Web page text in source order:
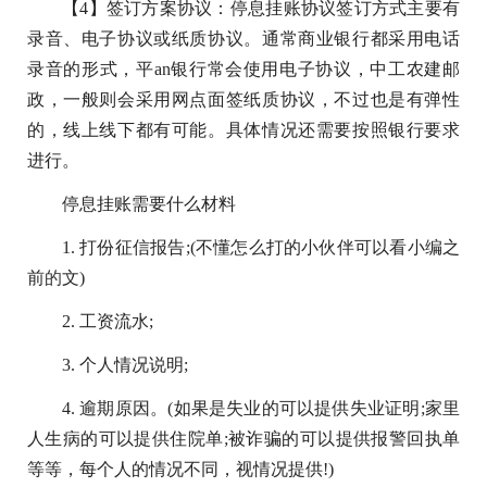
【4】签订方案协议：停息挂账协议签订方式主要有
录音、电子协议或纸质协议。通常商业银行都采用电话
录音的形式， 平an银行常会使用电子协议，中工农建邮
政，一般则会采用网点面签纸质协议，不过也是有弹性
的，线上线下都有可能。具体情况还需要按照银行要求
进行。
停息挂账需要什么材料
1. 打份征信报告;(不懂怎么打的小伙伴可以看小编之
前的文)
2. 工资流水;
3. 个人情况说明;
4. 逾期原因。(如果是失业的可以提供失业证明;家里
人生病的可以提供住院单;被诈骗的可以提供报警回执单
等等，每个人的情况不同，视情况提供!)